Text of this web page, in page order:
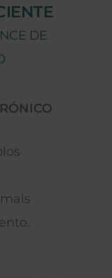
DE
GÁS
Warming
(GWP=3) o
destrói a
contribui